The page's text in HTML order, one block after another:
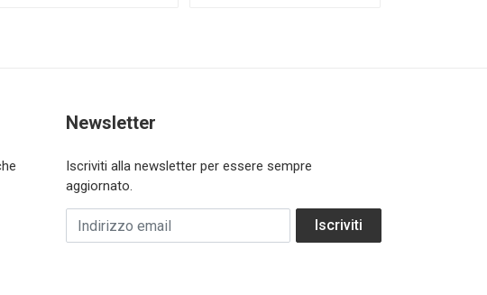
Newsletter
Iscriviti alla newsletter per essere sempre
aggiornato.
Indirizzo email Iscriviti